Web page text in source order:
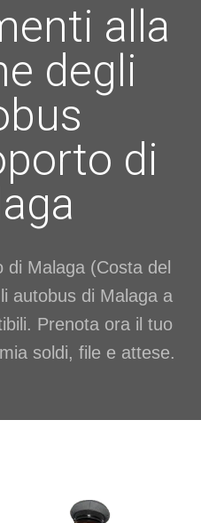
alla
degli
di
Malaga (Costa del
autobus di Malaga a
Prenota ora il tuo
soldi, file e attese.